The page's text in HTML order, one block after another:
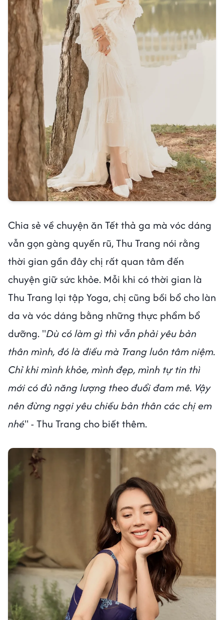
Chia sẻ về chuyện ăn Tết thả ga mà vóc dáng
vẫn gọn gàng quyến rũ, Thu Trang nói rằng
thời gian gần đây chị rất quan tâm đến
chuyện giữ sức khỏe. Mỗi khi có thời gian là
Thu Trang lại tập Yoga, chị cũng bồi bổ cho làn
da và vóc dáng bằng những thực phẩm bổ
dưỡng. "Dù có làm gì thì vẫn phải yêu bản
thân mình, đó là điều mà Trang luôn tâm niệm.
Chỉ khi mình khỏe, mình đẹp, mình tự tin thì
mới có đủ năng lượng theo đuổi đam mê. Vậy
nên đừng ngại yêu chiều bản thân các chị em
nhé" - Thu Trang cho biết thêm.